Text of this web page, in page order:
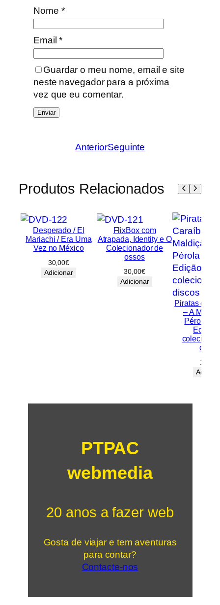
h
o
d
e
o
s
é
r
o
Nome *
Email*
Guardar o meu nome, email e site
neste navegador para a próxima
vez que eu comentar.
AnteriorSeguinte
Produtos Relacionados
Desperado / El
Mariachi / Era Uma
Vez no México
30,00€
Adicionar
FlixBox com
Atrapada, Identity e O
Colecionador de
ossos
30,00€
Adicionar
Piratas das
– A
Pérola
Edição
15,00
PTPAC
webmedia
20 anos a fazer web
Gosta de viajar e tem aventuras
para contar?
Contacte-nos